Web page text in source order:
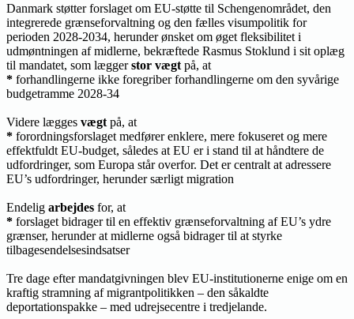
Danmark støtter forslaget om EU-støtte til Schengenområdet, den
integrerede grænseforvaltning og den fælles visumpolitik for
perioden 2028-2034, herunder ønsket om øget fleksibilitet i
udmøntningen af midlerne, bekræftede Rasmus Stoklund i sit oplæg
til mandatet, som læggerstor vægt på, at
* forhandlingerne ikke foregriber forhandlingerne om den syvårige
budgetramme 2028-34
Videre lægges vægt på, at
* forordningsforslaget medfører enklere, mere fokuseret og mere
effektfuldt EU-budget, således at EU er i stand til at håndtere de
udfordringer, som Europa står overfor. Det er centralt at adressere
EU’s udfordringer, herunder særligt migration
Endelig arbejdes for, at
* forslaget bidrager til en effektiv grænseforvaltning af EU’s ydre
grænser, herunder at midlerne også bidrager til at styrke
tilbagesendelsesindsatser
Tre dage efter mandatgivningen blev EU-institutionerne enige om en
kraftig stramning af migrantpolitikken – den såkaldte
deportationspakke – med udrejsecentre i tredjelande.